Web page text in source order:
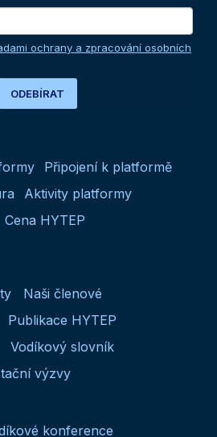
ochrany a zpracování osobních
ODEBÍRAT
Připojení k platformě
Aktivity platformy
Cena HYTEP
Naši členové
Publikace HYTEP
Vodíkový slovník
výzvy
konference